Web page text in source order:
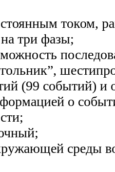
током,
три фазы;
(99 событий) и
о
среды